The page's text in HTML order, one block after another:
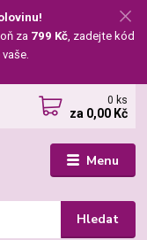
za 799 Kč, zadejte kód
Menu
Hledat
0 ks
za 0,00 Kč